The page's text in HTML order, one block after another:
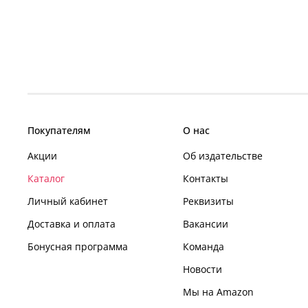
Покупателям
Акции
Каталог
Личный кабинет
Доставка и оплата
Бонусная программа
О нас
Об издательстве
Контакты
Реквизиты
Вакансии
Команда
Новости
Мы на Amazon